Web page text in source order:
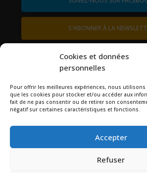
Cookies et données
personnelles
Pour offrir les meilleures expériences, nous
que les cookies pour stocker et/ou accéder aux
fait de ne pas consentir ou de retirer son
négatif sur certaines caractéristiques et fonctions.
Accepter
Refuser
S'ABONNER À LA
contactez-nous
Rechercher